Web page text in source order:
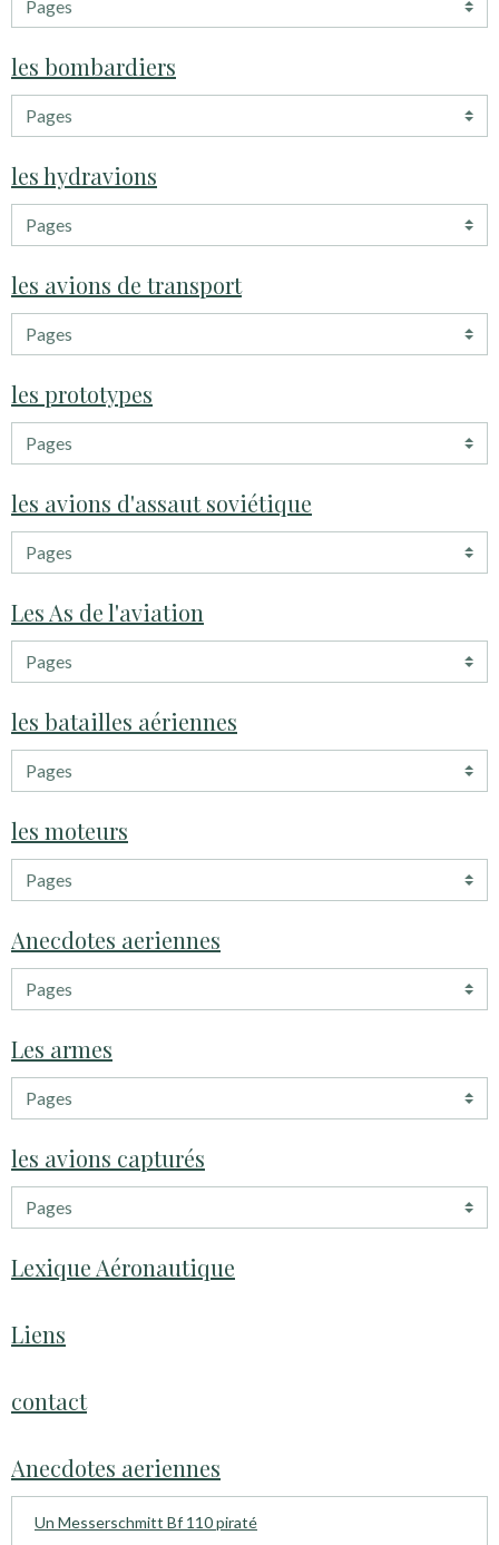
les bombardiers
les hydravions
les avions de transport
les prototypes
les avions d'assaut soviétique
Les As de l'aviation
les batailles aériennes
les moteurs
Anecdotes aeriennes
Les armes
les avions capturés
Lexique Aéronautique
Liens
contact
Anecdotes aeriennes
Un Messerschmitt Bf 110 piraté